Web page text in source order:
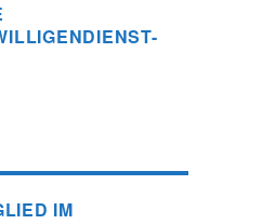
IM